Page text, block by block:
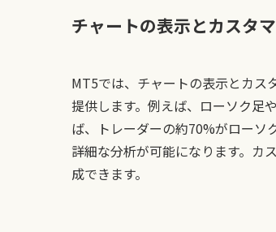
チャートの表示とカスタ
MT5では、チャートの表示とカス
提供します。例えば、ローソク足
ば、トレーダーの約70%がローソ
詳細な分析が可能になります。カ
成できます。